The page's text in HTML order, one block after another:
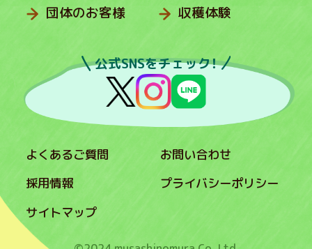
団体のお客様
収穫体験
公式SNSをチェック！
よくあるご質問
お問い合わせ
採用情報
プライバシーポリシー
サイトマップ